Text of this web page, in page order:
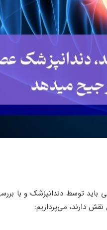
توسط دندانپزشک و با
دارند، می‌پردازیم: